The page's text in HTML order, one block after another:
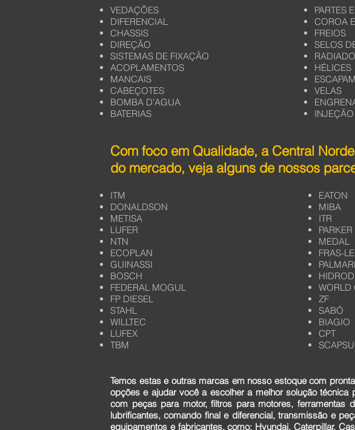
VEDAÇÕES
DIFERENCIAL
CHASSIS
DIREÇÃO
SISTEMAS DE FIXAÇÃO
ACOPLAMENTOS
MANCAIS
CABEÇOTES
BOMBA D’AGUA
BATERIAS
PARTES
COROA
FREIOS
SELOS
HÉLICES
VELAS
Com foco em Qualidade, a Central
do mercado, veja alguns de nossos
ITM
DONALDSON
METISA
LUFER
NTN
ECOPLAN
GUINASSI
BOSCH
FEDERAL MOGUL
FP DIESEL
STAHL
WILLTEC
LUFEX
TBM
EATON
MIBA
ITR
PARKER
MEDAL
FRAS-LE
WORLD
ZF
SABÓ
BIAGIO
CPT
Temos estas e outras marcas em nosso estoque com
opções e ajudar você a escolher a melhor solução técnica
com peças para motor, filtros para motores, ferramentas
lubrificantes, comando final e diferencial, transmissão e
equipamentos e fabricantes, como: Hyundai, Caterpillar,